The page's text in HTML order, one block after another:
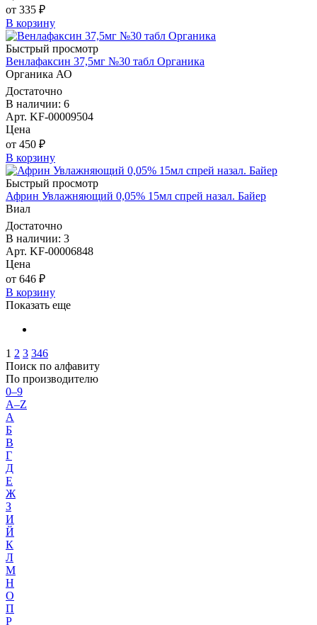
от 335 ₽
В корзину
Быстрый просмотр
Венлафаксин 37,5мг №30 табл Органика
Органика АО
Достаточно
В наличии: 6
Арт. KF-00009504
Цена
от 450 ₽
В корзину
Быстрый просмотр
Африн Увлажняющий 0,05% 15мл спрей назал. Байер
Виал
Достаточно
В наличии: 3
Арт. KF-00006848
Цена
от 646 ₽
В корзину
Показать еще
1 2 3 346
Поиск по алфавиту
По производителю
0–9
A–Z
А
Б
В
Г
Д
Е
Ж
З
И
Й
К
Л
М
Н
О
П
Р